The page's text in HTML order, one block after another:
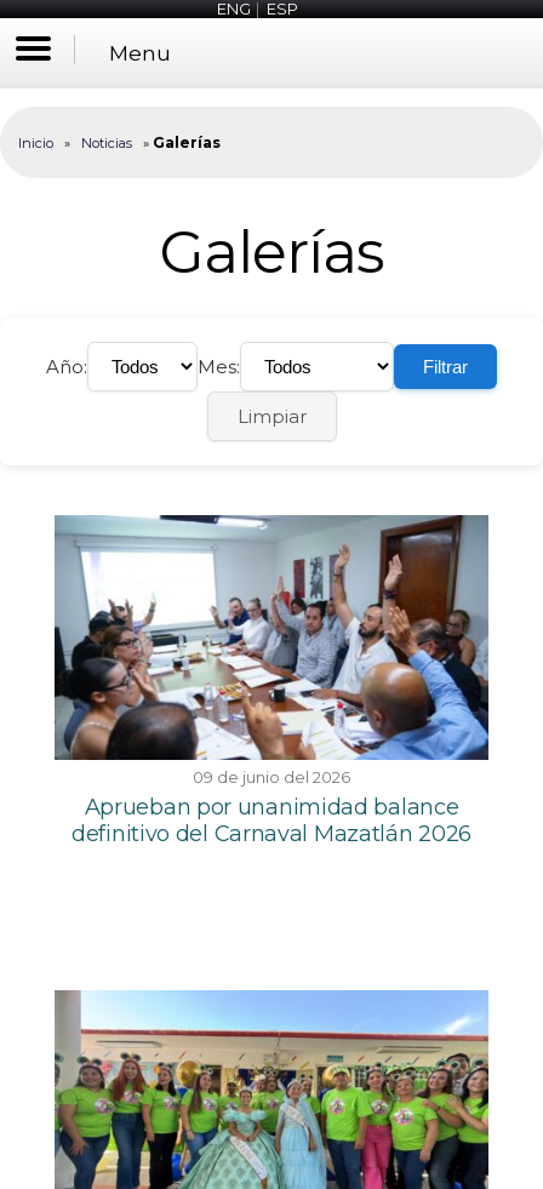
ENG|ESP
Menu
Inicio » Noticias » Galerías
Galerías
Año: Mes: Filtrar
Limpiar
09 de junio del 2026
Aprueban por unanimidad balance
definitivo del Carnaval Mazatlán 2026